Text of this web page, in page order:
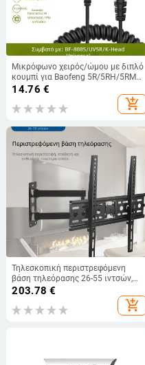
Μικρόφωνο χειρός/ώμου με διπλό
κουμπί για Baofeng 5R/5RH/5RM
και Quansheng K5K6
14.76 €
add_shopping_cart
Τηλεσκοπική περιστρεφόμενη
βάση τηλεόρασης 26-55 ιντσών,
βάση τηλεόρασης, οθόνη LCD,
περιστρεφόμενη τηλεσκοπική,
μάρκας Universal
203.78 €
add_shopping_cart